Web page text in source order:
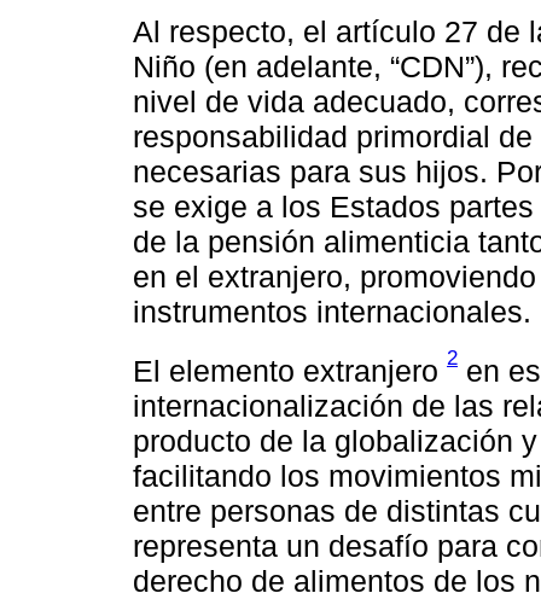
Al respecto, el artículo 27 de
Niño (en adelante, “CDN”),
nivel de vida adecuado,
responsabilidad primordial
necesarias para sus hijos.
se exige a los Estados
de la pensión alimenticia
en el extranjero,
instrumentos internacionales.
El elemento extranjero 2 en
internacionalización de las
producto de la globalización
facilitando los movimientos
entre personas de distintas
representa un desafío para
derecho de alimentos de los